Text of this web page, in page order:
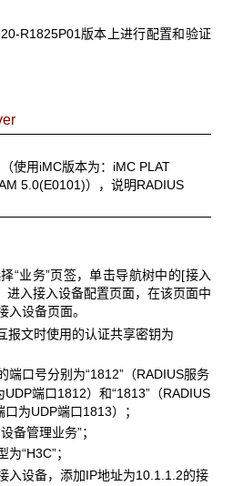
R1825P01版本上进行配置和验证
使用iMC版本为：iMC PLAT
5.0(E0101)），说明RADIUS
“业务”页签，单击导航树中的[接入
进入接入设备配置页面，在该页面中
入设备页面。
文时使用的认证共享密钥为
口号分别为“1812”（RADIUS服务
端口1812）和“1813”（RADIUS
为UDP端口1813）；
备管理业务”；
“H3C”；
设备，添加IP地址为10.1.1.2的接